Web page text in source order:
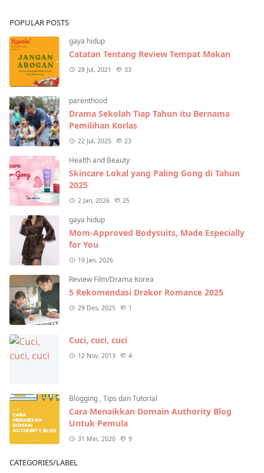
POPULAR POSTS
gaya hidup
Catatan Tentang Review Tempat Makan
28 Jul, 2021 33
parenthood
Drama Sekolah Tiap Tahun itu Bernama
Pemilihan Korlas
22 Jul, 2025 23
Health and Beauty
Skincare Lokal yang Paling Gong di Tahun
2025
2 Jan, 2026 25
gaya hidup
Mom-Approved Bodysuits, Made Especially
for You
19 Jan, 2026
Review Film/Drama Korea
5 Rekomendasi Drakor Romance 2025
29 Des, 2025 1
Cuci, cuci, cuci
12 Nov, 2013 4
Blogging ,Tips dan Tutorial
Cara Menaikkan Domain Authority Blog
Untuk Pemula
31 Mei, 2020 9
CATEGORIES/LABEL